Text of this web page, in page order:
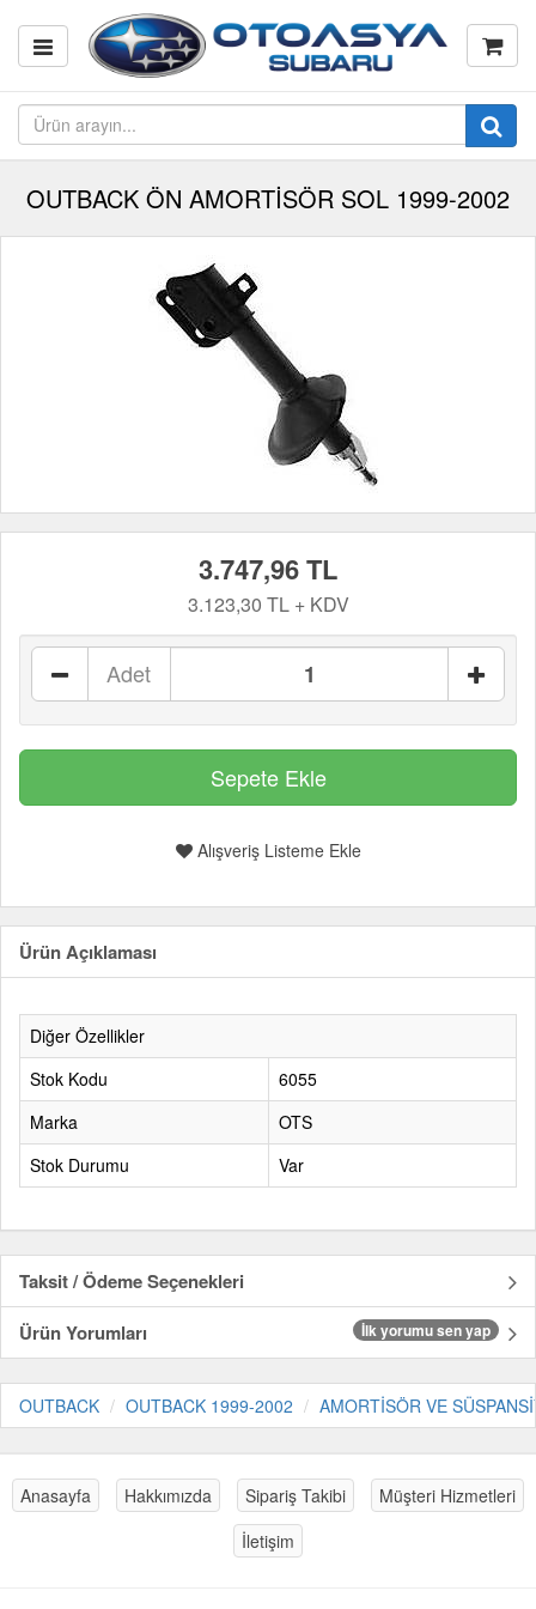
OUTBACK ÖN AMORTİSÖR SOL 1999-2002
3.747,96 TL
3.123,30 TL + KDV
Adet
Alışveriş Listeme Ekle
Ürün Açıklaması
Diğer Özellikler
Stok Kodu
6055
Marka
OTS
Stok Durumu
Var
Taksit / Ödeme Seçenekleri
Ürün Yorumları
İlk yorumu sen yap
OUTBACK OUTBACK 1999-2002 AMORTİSÖR VE
Anasayfa Hakkımızda Sipariş Takibi
Müşteri Hizmetleri
İletişim